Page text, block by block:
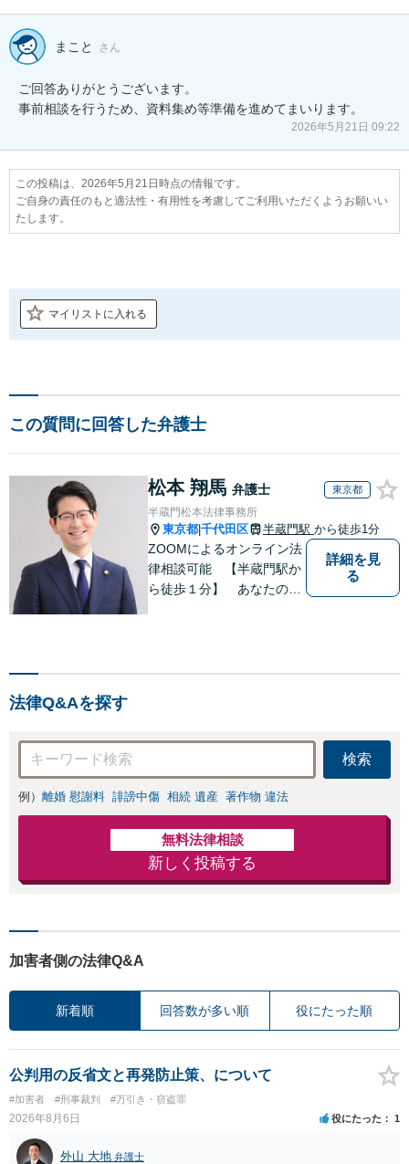
まこと さん
ご回答ありがとうございます。
事前相談を行うため、資料集め等準備を進めてまいります。
2026年5月21日 09:22
この投稿は、2026年5月21日時点の情報です。
ご自身の責任のもと適法性・有用性を考慮してご利用いただくようお願いい
たします。
マイリストに入れる
この質問に回答した弁護士
松本 翔馬 弁護士 東京都
半蔵門松本法律事務所
東京都 千代田区 半蔵門駅 から徒歩1分
ZOOMによるオンライン法
律相談可能 【半蔵門駅か
ら徒歩１分】 あなたの心
詳細を見
る
法律Q&Aを探す
検索
例） 離婚 慰謝料 誹謗中傷 相続 遺産 著作物 違法
無料法律相談
新しく投稿する
加害者側の法律Q&A
新着順 回答数が多い順 役にたった順
公判用の反省文と再発防止策、について
#加害者 #刑事裁判 #万引き・窃盗罪
2026年8月6日 役にたった 1
外山 大地 弁護士